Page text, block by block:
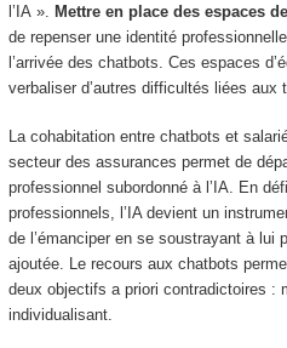
l’IA ».
Mettre en place des espaces
de repenser une identité
l’arrivée des chatbots. Ces espaces
verbaliser d’autres difficultés liées aux
La cohabitation entre chatbots et
secteur des assurances permet de
professionnel subordonné à l’IA. En
professionnels, l’IA devient un
de l’émanciper en se soustrayant à lui
ajoutée. Le recours aux chatbots
deux objectifs a priori contradictoires :
individualisant.